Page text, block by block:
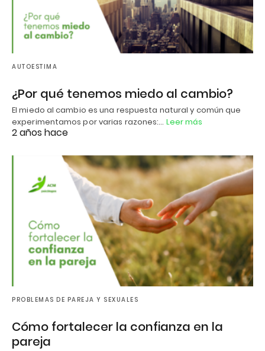
AUTOESTIMA
¿Por qué tenemos miedo al cambio?
El miedo al cambio es una respuesta natural y común que
experimentamos por varias razones:… Leer más
2 años hace
PROBLEMAS DE PAREJA Y SEXUALES
Cómo fortalecer la confianza en la
pareja